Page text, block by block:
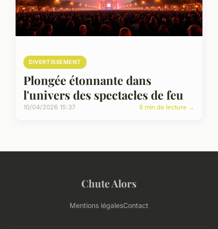
DIVERTISSEMENT
Plongée étonnante dans
l'univers des spectacles de feu
10/04/2026 15:37 8 min de lecture →
Chute Alors
Mentions légalesContact